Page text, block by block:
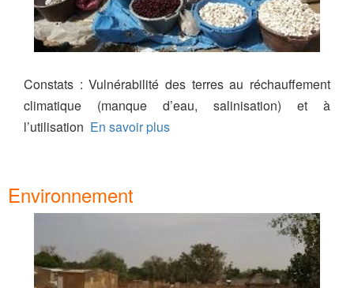
Constats : Vulnérabilité des terres au réchauffement
climatique (manque d’eau, salinisation) et à
l’utilisation En savoir plus
Environnement